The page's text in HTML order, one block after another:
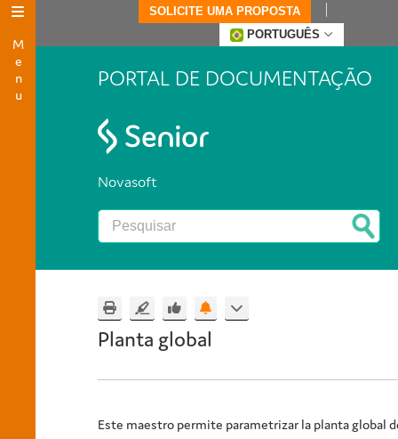
Menu
SOLICITE UMA PROPOSTA
PORTUGUÊS
PORTAL DE DOCUMENTAÇÃO
Novasoft
Planta global
Este maestro permite parametrizar la planta global